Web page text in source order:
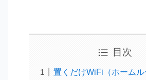
目次
置くだけWiFi（ホーム